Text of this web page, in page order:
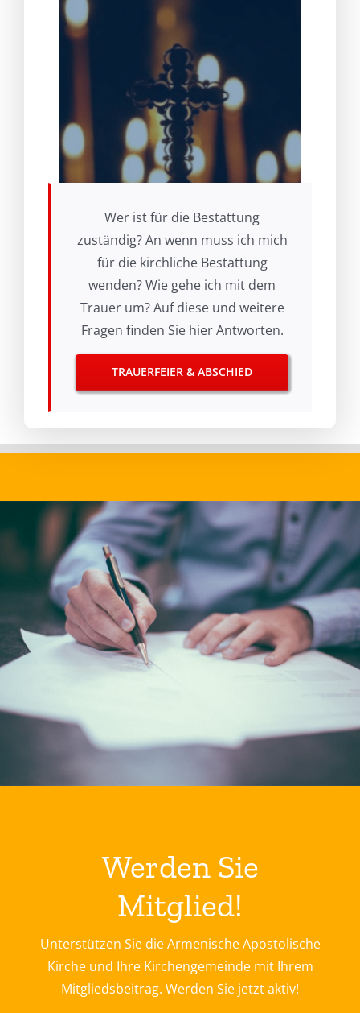
Wer ist für die Bestattung
zuständig? An wenn muss ich mich
für die kirchliche Bestattung
wenden? Wie gehe ich mit dem
Trauer um? Auf diese und weitere
Fragen finden Sie hier Antworten.
TRAUERFEIER & ABSCHIED
Werden Sie
Mitglied!
Unterstützen Sie die Armenische Apostolische
Kirche und Ihre Kirchengemeinde mit Ihrem
Mitgliedsbeitrag. Werden Sie jetzt aktiv!